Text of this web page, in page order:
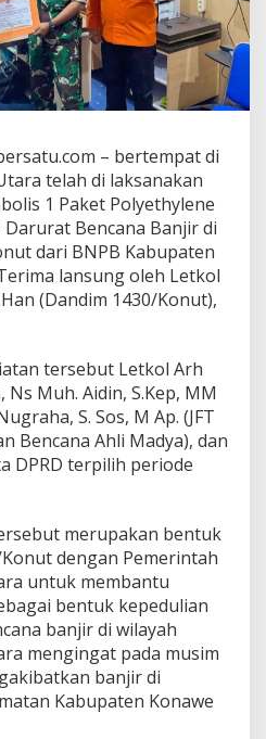
– bertempat di
telah di laksanakan
1 Paket Polyethylene
Bencana Banjir di
dari BNPB Kabupaten
lansung oleh Letkol
(Dandim 1430/Konut),
tersebut Letkol Arh
Ns Muh. Aidin, S.Kep, MM
S. Sos, M Ap. (JFT
Bencana Ahli Madya), dan
DPRD terpilih periode
merupakan bentuk
dengan Pemerintah
untuk membantu
bentuk kepedulian
banjir di wilayah
mengingat pada musim
banjir di
Kabupaten Konawe